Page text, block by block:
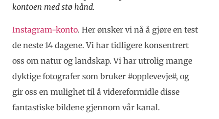
kontoen med stø hånd.
Instagram-konto. Her ønsker vi nå å gjøre en test
de neste 14 dagene. Vi har tidligere konsentrert
oss om natur og landskap. Vi har utrolig mange
dyktige fotografer som bruker #opplevevje#, og
gir oss en mulighet til å videreformidle disse
fantastiske bildene gjennom vår kanal.